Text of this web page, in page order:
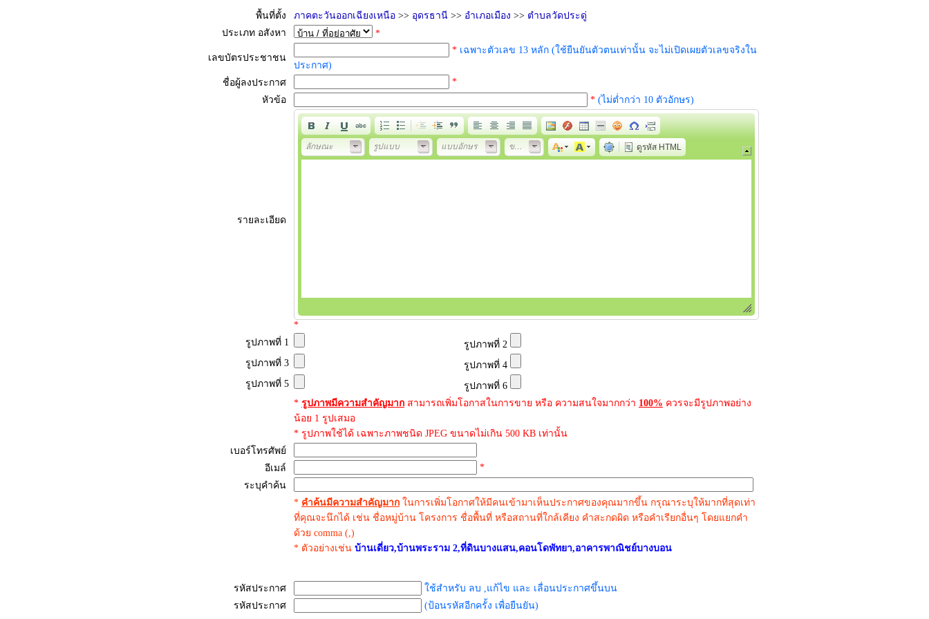
พื้นที่ตั้ง ภาคตะวันออกเฉียงเหนือ >> อุดรธานี >> อำเภอเมือง >> ตำบลวัดประดู่
ประเภท อสังหา
*
เลขบัตรประชาชน
* เฉพาะตัวเลข 13 หลัก (ใช้ยืนยันตัวตนเท่านั้น จะไม่เปิดเผยตัวเลขจริงใน
ประกาศ)
ชื่อผู้ลงประกาศ
*
หัวข้อ
* (ไม่ต่ำกว่า 10 ตัวอักษร)
รายละเอียด
ลักษณะ รูปแบบ แบบอักษร ขนาด ดูรหัส HTML
*
รูปภาพที่ 1
รูปภาพที่ 2
รูปภาพที่ 3
รูปภาพที่ 4
รูปภาพที่ 5
รูปภาพที่ 6
* รูปภาพมีความสำคัญมาก สามารถเพิ่มโอกาสในการขาย หรือ ความสนใจมากกว่า 100% ควรจะมีรูปภาพอย่าง
น้อย 1 รูปเสมอ
* รูปภาพใช้ได้ เฉพาะภาพชนิด JPEG ขนาดไม่เกิน 500 KB เท่านั้น
เบอร์โทรศัพย์
อีเมล์
*
ระบุคำค้น
* คำค้นมีความสำคัญมาก ในการเพิ่มโอกาศให้มีคนเข้ามาเห็นประกาศของคุณมากขึ้น กรุณาระบุให้มากที่สุดเท่า
ที่คุณจะนึกได้ เช่น ชื่อหมู่บ้าน โครงการ ชื่อพื้นที่ หรือสถานที่ใกล้เคียง คำสะกดผิด หรือคำเรียกอื่นๆ โดยแยกคำ
ด้วย comma (,)
* ตัวอย่างเช่น บ้านเดี่ยว,บ้านพระราม 2,ที่ดินบางแสน,คอนโดพัทยา,อาคารพาณิชย์บางบอน
รหัสประกาศ
ใช้สำหรับ ลบ ,แก้ไข และ เลื่อนประกาศขึ้นบน
รหัสประกาศ
(ป้อนรหัสอีกครั้ง เพื่อยืนยัน)